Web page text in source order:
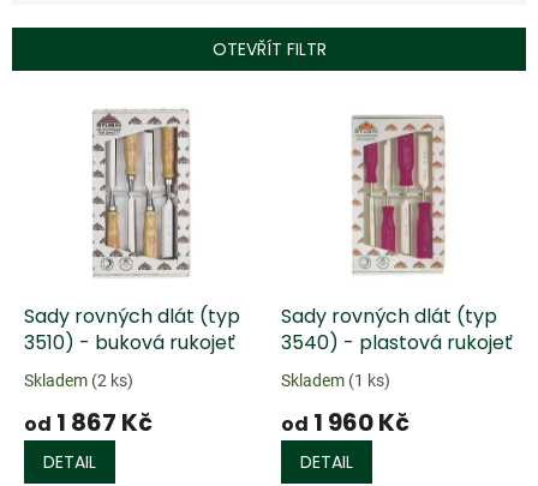
í
r
OTEVŘÍT FILTR
d
u
Sady rovných dlát (typ
3510) - buková rukojeť
Skladem (2 ks)
od 1 867 Kč
DETAIL
Sady rovných dlát (typ
3540) - plastová rukojeť
Skladem (1 ks)
od 1 960 Kč
DETAIL